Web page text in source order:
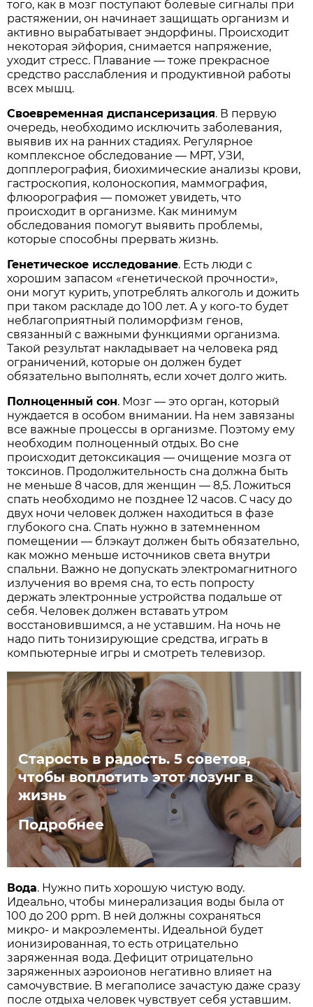
того, как в мозг поступают болевые сигналы при
растяжении, он начинает защищать организм и
активно вырабатывает эндорфины. Происходит
некоторая эйфория, снимается напряжение,
уходит стресс. Плавание — тоже прекрасное
средство расслабления и продуктивной работы
всех мышц.
Своевременная диспансеризация. В первую
очередь, необходимо исключить заболевания,
выявив их на ранних стадиях. Регулярное
комплексное обследование — МРТ, УЗИ,
допплерография, биохимические анализы крови,
гастроскопия, колоноскопия, маммография,
флюорография — поможет увидеть, что
происходит в организме. Как минимум
обследования помогут выявить проблемы,
которые способны прервать жизнь.
Генетическое исследование. Есть люди с
хорошим запасом «генетической прочности»,
они могут курить, употреблять алкоголь и дожить
при таком раскладе до 100 лет. А у кого-то будет
неблагоприятный полиморфизм генов,
связанный с важными функциями организма.
Такой результат накладывает на человека ряд
ограничений, которые он должен будет
обязательно выполнять, если хочет долго жить.
Полноценный сон. Мозг — это орган, который
нуждается в особом внимании. На нем завязаны
все важные процессы в организме. Поэтому ему
необходим полноценный отдых. Во сне
происходит детоксикация — очищение мозга от
токсинов. Продолжительность сна должна быть
не меньше 8 часов, для женщин — 8,5. Ложиться
спать необходимо не позднее 12 часов. С часу до
двух ночи человек должен находиться в фазе
глубокого сна. Спать нужно в затемненном
помещении — блэкаут должен быть обязательно,
как можно меньше источников света внутри
спальни. Важно не допускать электромагнитного
излучения во время сна, то есть попросту
держать электронные устройства подальше от
себя. Человек должен вставать утром
восстановившимся, а не уставшим. На ночь не
надо пить тонизирующие средства, играть в
компьютерные игры и смотреть телевизор.
Старость в радость. 5 советов,
чтобы воплотить этот лозунг в
жизнь
Подробнее
Вода. Нужно пить хорошую чистую воду.
Идеально, чтобы минерализация воды была от
100 до 200 ppm. В ней должны сохраняться
микро- и макроэлементы. Идеальной будет
ионизированная, то есть отрицательно
заряженная вода. Дефицит отрицательно
заряженных аэроионов негативно влияет на
самочувствие. В мегаполисе зачастую даже сразу
после отдыха человек чувствует себя уставшим.